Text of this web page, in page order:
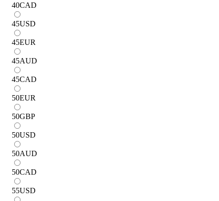
40CAD
45USD
45EUR
45AUD
45CAD
50EUR
50GBP
50USD
50AUD
50CAD
55USD